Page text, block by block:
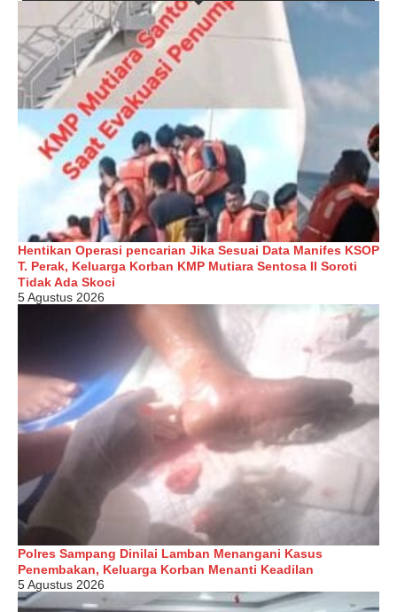
Hentikan Operasi pencarian Jika Sesuai Data Manifes KSOP
T. Perak, Keluarga Korban KMP Mutiara Sentosa II Soroti
Tidak Ada Skoci
5 Agustus 2026
Polres Sampang Dinilai Lamban Menangani Kasus
Penembakan, Keluarga Korban Menanti Keadilan
5 Agustus 2026